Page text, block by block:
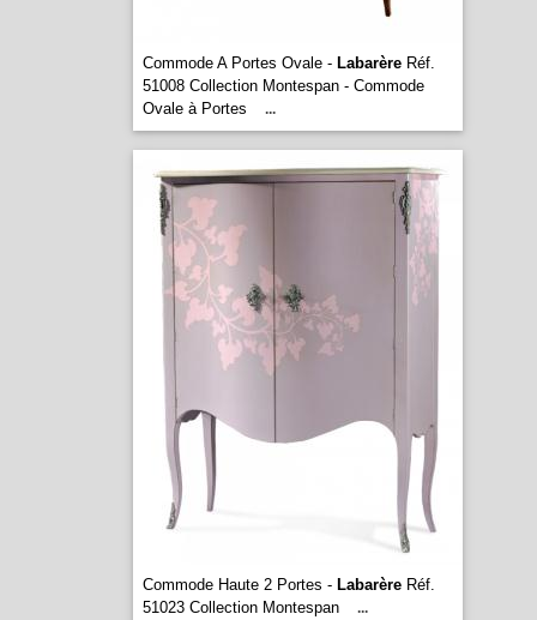
Commode A Portes Ovale - LabarèreRéf.
51008 Collection Montespan - Commode
Ovale à Portes
...
Commode Haute 2 Portes - LabarèreRéf.
51023 Collection Montespan
...